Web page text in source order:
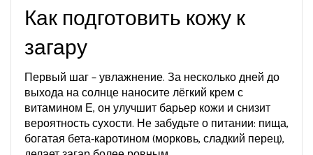
Как подготовить кожу к
загару
Первый шаг – увлажнение. За несколько дней до
выхода на солнце наносите лёгкий крем с
витамином Е, он улучшит барьер кожи и снизит
вероятность сухости. Не забудьте о питании: пища,
богатая бета‑каротином (морковь, сладкий перец),